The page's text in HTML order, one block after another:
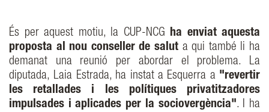
És per aquest motiu, la CUP-NCG ha enviat aquesta
proposta al nou conseller de salut a qui també li ha
demanat una reunió per abordar el problema. La
diputada, Laia Estrada, ha instat a Esquerra a "revertir
les retallades i les polítiques privatitzadores
impulsades i aplicades per la sociovergència". I ha